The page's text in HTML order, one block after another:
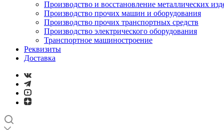
Производство и восстановление металлических
Производство прочих машин и оборудования
Производство прочих транспортных средств
Производство электрического оборудования
Транспортное машиностроение
Реквизиты
Доставка